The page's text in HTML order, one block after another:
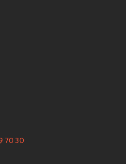
70 30